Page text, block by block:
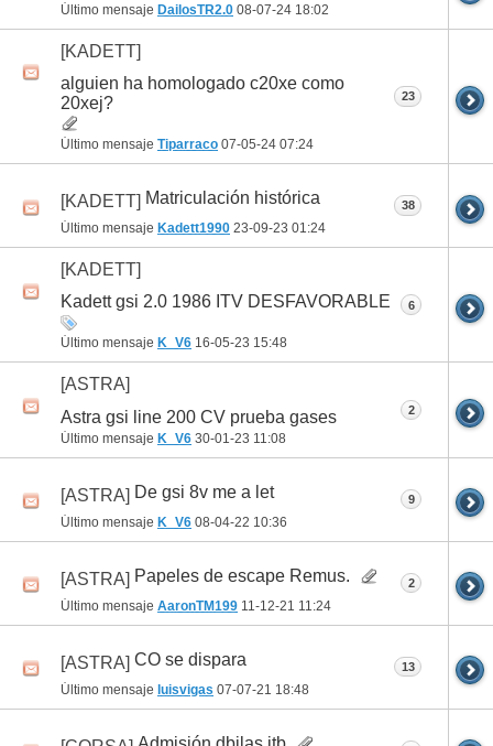
Último mensaje DailosTR2.0 08-07-24 18:02
[KADETT]
alguien ha homologado c20xe como
20xej?
Último mensaje Tiparraco 07-05-24 07:24
23
[KADETT] Matriculación histórica
Último mensaje Kadett1990 23-09-23 01:24
38
[KADETT]
Kadett gsi 2.0 1986 ITV DESFAVORABLE
Último mensaje K_V6 16-05-23 15:48
6
[ASTRA]
Astra gsi line 200 CV prueba gases
Último mensaje K_V6 30-01-23 11:08
2
[ASTRA] De gsi 8v me a let
Último mensaje K_V6 08-04-22 10:36
9
[ASTRA] Papeles de escape Remus.
Último mensaje AaronTM199 11-12-21 11:24
2
[ASTRA] CO se dispara
Último mensaje luisvigas 07-07-21 18:48
13